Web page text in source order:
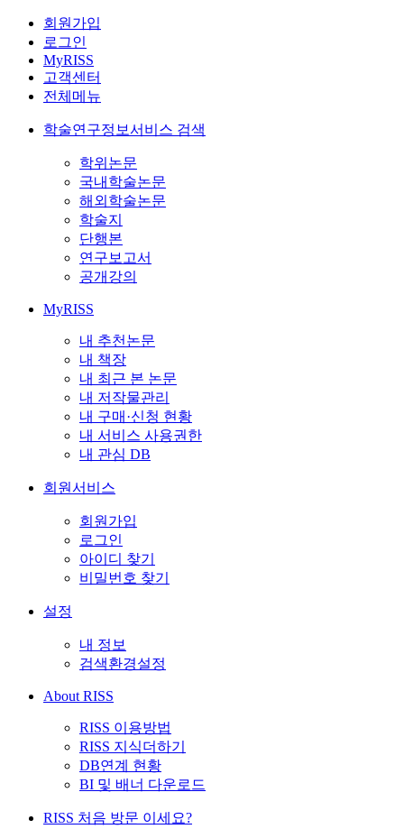
회원가입
로그인
MyRISS
고객센터
전체메뉴
학술연구정보서비스 검색
학위논문
국내학술논문
해외학술논문
학술지
단행본
연구보고서
공개강의
MyRISS
내 추천논문
내 책장
내 최근 본 논문
내 저작물관리
내 구매·신청 현황
내 서비스 사용권한
내 관심 DB
회원서비스
회원가입
로그인
아이디 찾기
비밀번호 찾기
설정
내 정보
검색환경설정
About RISS
RISS 이용방법
RISS 지식더하기
DB연계 현황
BI 및 배너 다운로드
RISS 처음 방문 이세요?